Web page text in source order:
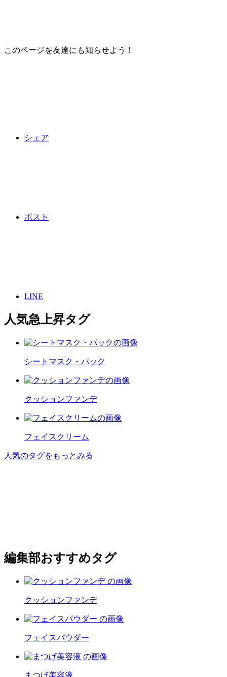
このページを友達にも知らせよう！
シェア
ポスト
LINE
人気急上昇タグ
シートマスク・パック
クッションファンデ
フェイスクリーム
人気のタグをもっとみる
編集部おすすめタグ
クッションファンデ
フェイスパウダー
まつげ美容液